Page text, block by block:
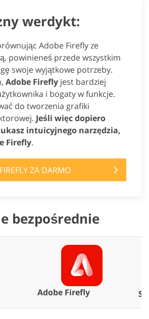
werdykt:
Adobe Firefly ze
powinieneś przede wszystkim
swoje wyjątkowe potrzeby.
Adobe Firefly jest bardziej
i bogaty w funkcje.
do tworzenia grafiki
Jeśli więc dopiero
intuicyjnego narzędzia,
Firefly.
ZA DARMO
bezpośrednie
Adobe Firefly